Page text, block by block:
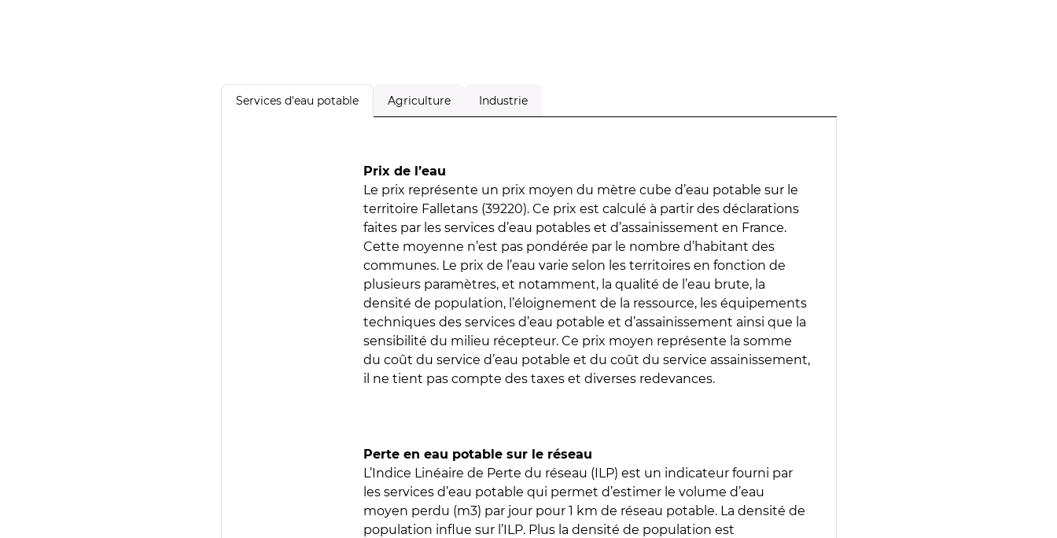
Services d'eau potable Agriculture Industrie
Prix de l’eau
Le prix représente un prix moyen du mètre cube d’eau potable sur le
territoire Falletans (39220). Ce prix est calculé à partir des déclarations
faites par les services d’eau potables et d’assainissement en France.
Cette moyenne n’est pas pondérée par le nombre d’habitant des
communes. Le prix de l’eau varie selon les territoires en fonction de
plusieurs paramètres, et notamment, la qualité de l’eau brute, la
densité de population, l’éloignement de la ressource, les équipements
techniques des services d’eau potable et d’assainissement ainsi que la
sensibilité du milieu récepteur. Ce prix moyen représente la somme
du coût du service d’eau potable et du coût du service assainissement,
il ne tient pas compte des taxes et diverses redevances.
Perte en eau potable sur le réseau
L’Indice Linéaire de Perte du réseau (ILP) est un indicateur fourni par
les services d’eau potable qui permet d’estimer le volume d’eau
moyen perdu (m3) par jour pour 1 km de réseau potable. La densité de
population influe sur l’ILP. Plus la densité de population est